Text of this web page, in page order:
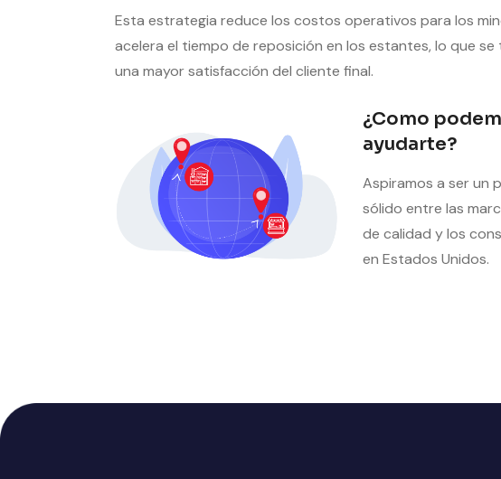
Esta estrategia reduce los costos operativos para los
acelera el tiempo de reposición en los estantes, lo que se
una mayor satisfacción del cliente final.
¿Como
ayudarte?
Aspiramos a ser un
sólido entre las
de calidad y los
en Estados Unidos.